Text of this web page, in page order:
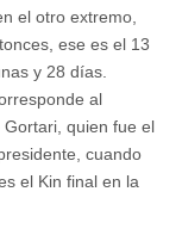
el otro extremo,
ese es el 13
y 28 días.
al
quien fue el
cuando
el Kin final en la